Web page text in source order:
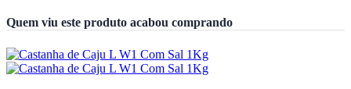
Quem viu este produto acabou comprando